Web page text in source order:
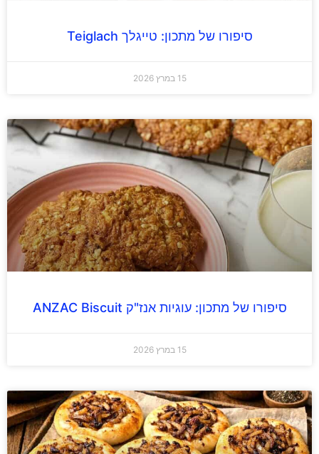
סיפורו של מתכון: טייגלך Teiglach
סיפורו של מתכון: עוגיות אנז"ק ANZAC Biscuit